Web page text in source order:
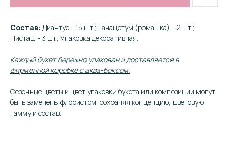
Состав: Диантус - 15 шт.; Танацетум (ромашка) - 2 шт.;
Писташ - 3 шт, Упаковка декоративная.
Каждый букет бережно упакован и доставляется в
фирменной коробке с аква-боксом.
Сезонные цветы и цвет упаковки букета или композиции могут
быть заменены флористом, сохраняя концепцию, цветовую
гамму и состав.